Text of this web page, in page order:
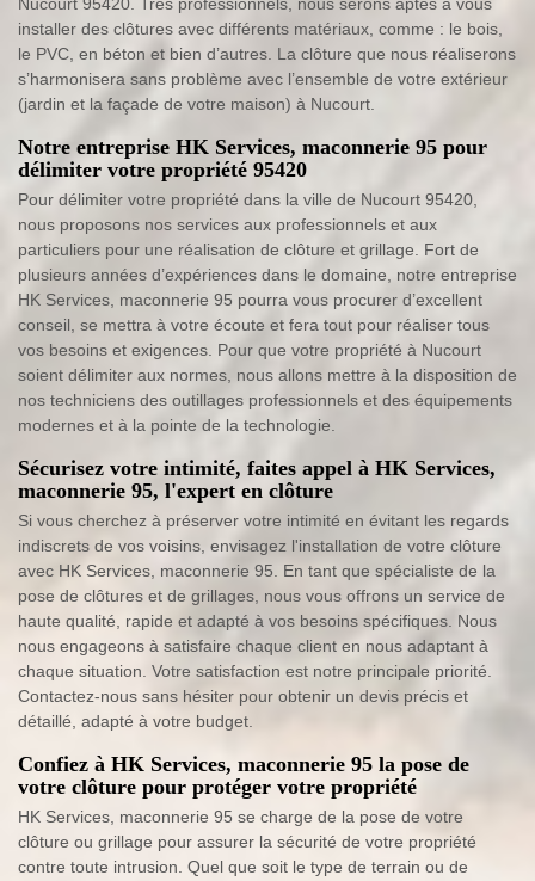
Nucourt 95420. Très professionnels, nous serons aptes à vous
installer des clôtures avec différents matériaux, comme : le bois,
le PVC, en béton et bien d’autres. La clôture que nous réaliserons
s’harmonisera sans problème avec l’ensemble de votre extérieur
(jardin et la façade de votre maison) à Nucourt.
Notre entreprise HK Services, maconnerie 95 pour
délimiter votre propriété 95420
Pour délimiter votre propriété dans la ville de Nucourt 95420,
nous proposons nos services aux professionnels et aux
particuliers pour une réalisation de clôture et grillage. Fort de
plusieurs années d’expériences dans le domaine, notre entreprise
HK Services, maconnerie 95 pourra vous procurer d’excellent
conseil, se mettra à votre écoute et fera tout pour réaliser tous
vos besoins et exigences. Pour que votre propriété à Nucourt
soient délimiter aux normes, nous allons mettre à la disposition de
nos techniciens des outillages professionnels et des équipements
modernes et à la pointe de la technologie.
Sécurisez votre intimité, faites appel à HK Services,
maconnerie 95, l'expert en clôture
Si vous cherchez à préserver votre intimité en évitant les regards
indiscrets de vos voisins, envisagez l'installation de votre clôture
avec HK Services, maconnerie 95. En tant que spécialiste de la
pose de clôtures et de grillages, nous vous offrons un service de
haute qualité, rapide et adapté à vos besoins spécifiques. Nous
nous engageons à satisfaire chaque client en nous adaptant à
chaque situation. Votre satisfaction est notre principale priorité.
Contactez-nous sans hésiter pour obtenir un devis précis et
détaillé, adapté à votre budget.
Confiez à HK Services, maconnerie 95 la pose de
votre clôture pour protéger votre propriété
HK Services, maconnerie 95 se charge de la pose de votre
clôture ou grillage pour assurer la sécurité de votre propriété
contre toute intrusion. Quel que soit le type de terrain ou de